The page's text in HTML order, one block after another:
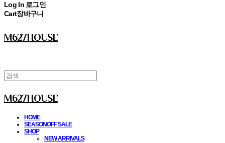
Log In 로그인
Cart장바구니
M627HOUSE
M627HOUSE
HOME
SEASONOFF SALE
SHOP
NEW ARRIVALS